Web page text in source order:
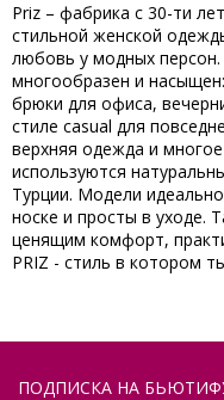
Priz – фабрика с 30-ти
стильной женской
любовь у модных
многообразен и
брюки для офиса,
стиле casual для
верхняя одежда и
используются
Турции. Модели
носке и просты в уходе.
ценящим комфорт,
PRIZ - cтиль в котором
ПОДПИСКА НА